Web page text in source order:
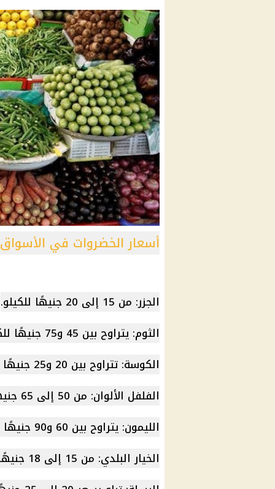
أسعار الخضروات في الأسواق
الجزر: من 15 إلى 20 جنيهًا للكيلو.
الثوم: يتراوح بين 45 و75 جنيهًا للكيلو.
الكوسة: تتراوح بين 20 و25 جنيهًا للكيلو.
الفلفل الألوان: من 50 إلى 65 جنيهًا للكيلو.
الليمون: يتراوح بين 60 و90 جنيهًا للكيلو.
الخيار البلدي: من 15 إلى 18 جنيهًا للكيلو.